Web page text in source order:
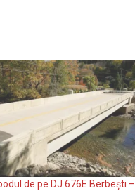
de pe DJ 676E Berbești –